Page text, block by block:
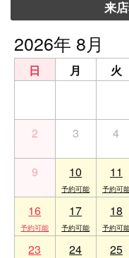
来
2026年 8月
日 月 火
2 3 4
9 10 11
16 17 18
23 24 25